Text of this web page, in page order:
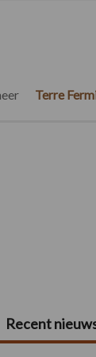
Terre
Recent